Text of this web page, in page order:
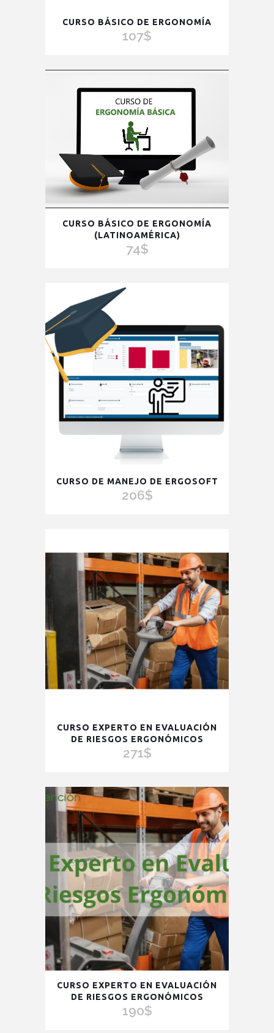
CURSO BÁSICO DE ERGONOMÍA
107$
CURSO BÁSICO DE ERGONOMÍA
(LATINOAMÉRICA)
74$
CURSO DE MANEJO DE ERGOSOFT
206$
CURSO EXPERTO EN EVALUACIÓN
DE RIESGOS ERGONÓMICOS
271$
CURSO EXPERTO EN EVALUACIÓN
DE RIESGOS ERGONÓMICOS
190$